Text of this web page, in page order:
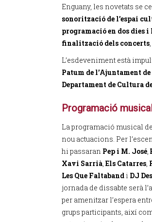
Enguany, les novetats se
sonorització de l’espai
programació en dos dies
finalització dels concerts
L’esdeveniment està
Patum de l’Ajuntament de
Departament de Cultura
Programació
La programació musical
nou actuacions. Per
hi passaran Pep i M. José,
Xavi Sarrià, Els Catarres,
Les Que Faltaband i DJ
jornada de dissabte serà
per amenitzar l’espera
grups participants, així